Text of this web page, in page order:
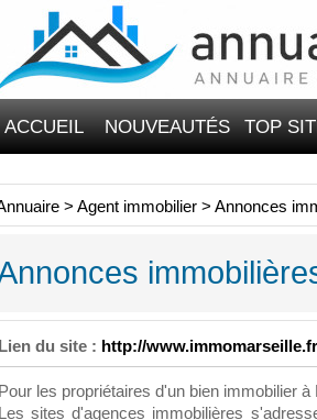
ACCUEIL NOUVEAUTÉS TOP
> Agent immobilier > Annonces
Lien du site : http://www.immomarseille.fr
Pour les propriétaires d'un bien immobilier à
Les sites d'agences immobilières